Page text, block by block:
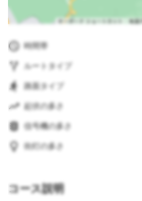
時間帯
ルートタイプ
路面タイプ
起伏の多さ
信号機の多さ
街灯の多さ
コース説明